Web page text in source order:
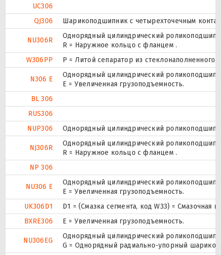
UC306
QJ306
Шарикоподшипник с четырехточечным
NU306R
Однорядный цилиндрический
R = Наружное кольцо с фланцем .
W306PP
P = Литой сепаратор из
N306 E
Однорядный цилиндрический
Е = Увеличенная грузоподъемность.
BL 306
RUS306
NUP306
Однорядный цилиндрический
NJ306R
Однорядный цилиндрический
R = Наружное кольцо с фланцем .
NP 306
NU306 E
Однорядный цилиндрический
Е = Увеличенная грузоподъемность.
UK306D1
D1 = (Смазка сегмента, код W33) =
BXRE306
Е = Увеличенная грузоподъемность.
NU306EG
Однорядный цилиндрический
G = Однорядный радиально-упорный